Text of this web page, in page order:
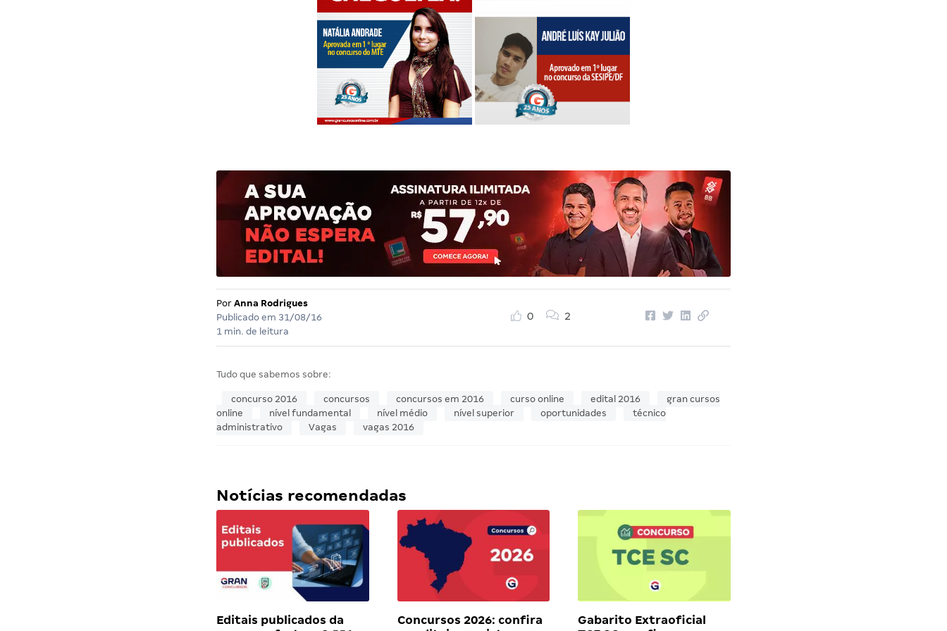
Por Anna Rodrigues
Publicado em 31/08/16
1 min. de leitura
0 2
Tudo que sabemos sobre:
concurso 2016 concursos concursos em 2016 curso online edital 2016
gran cursos
online
nível fundamental nível médio nível superior oportunidades
técnico
administrativo
Vagas vagas 2016
Notícias recomendadas
Editais publicados da
Concursos 2026: confira
Gabarito Extraoficial